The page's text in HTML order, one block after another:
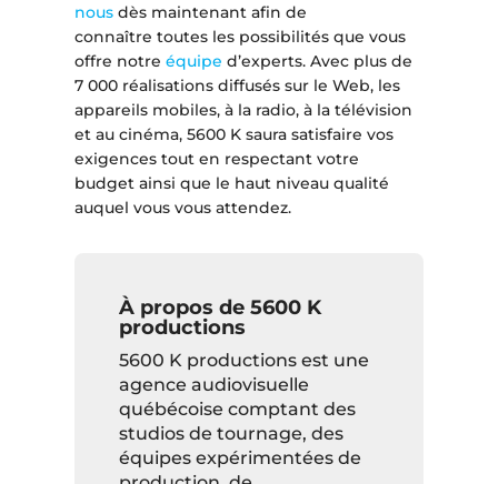
nous dès maintenant afin de
connaître toutes les possibilités que vous
offre notreéquipe d’experts. Avec plus de
7 000 réalisations diffusés sur le Web, les
appareils mobiles, à la radio, à la télévision
et au cinéma, 5600 K saura satisfaire vos
exigences tout en respectant votre
budget ainsi que le haut niveau qualité
auquel vous vous attendez.
À propos de 5600 K
productions
5600 K productions est une
agence audiovisuelle
québécoise comptant des
studios de tournage, des
équipes expérimentées de